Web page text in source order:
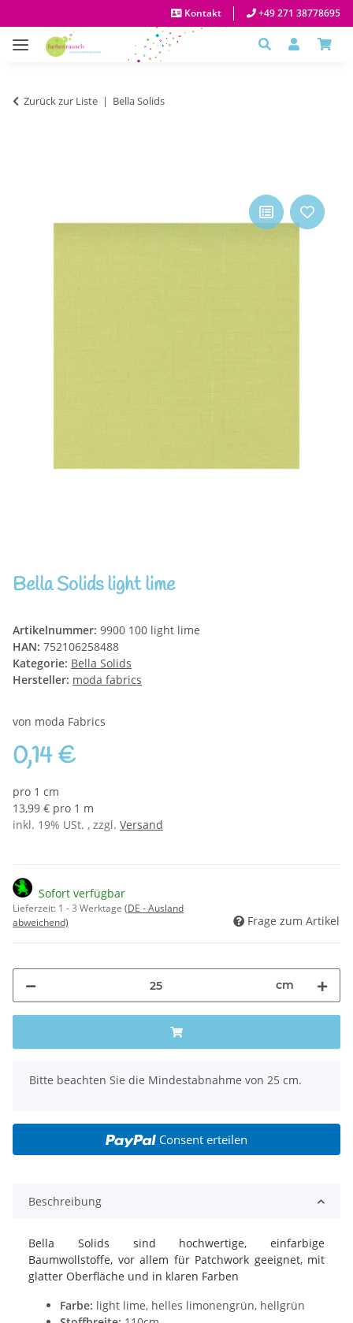
Kontakt +49 271 38778695
Zurück zur Liste Bella Solids
Bella Solids light lime
Artikelnummer: 9900 100 light lime
HAN: 752106258488
Kategorie: Bella Solids
Hersteller: moda fabrics
von moda Fabrics
0,14 €
pro 1 cm
13,99 € pro 1 m
inkl. 19% USt. , zzgl. Versand
Sofort verfügbar
Lieferzeit: 1 - 3 Werktage (DE - Ausland
abweichend)
Frage zum Artikel
cm
x
Bitte beachten Sie die Mindestabnahme von 25 cm.
Consent erteilen
Beschreibung
Bella Solids sind hochwertige, einfarbige
Baumwollstoffe, vor allem für Patchwork geeignet, mit
glatter Oberfläche und in klaren Farben
Farbe: light lime, helles limonengrün, hellgrün